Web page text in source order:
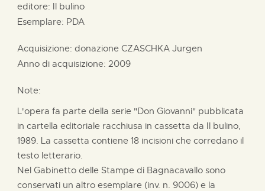
editore: Il bulino
Esemplare: PDA
Acquisizione: donazione CZASCHKA Jurgen
Anno di acquisizione: 2009
Note:
L'opera fa parte della serie "Don Giovanni" pubblicata
in cartella editoriale racchiusa in cassetta da Il bulino,
1989. La cassetta contiene 18 incisioni che corredano il
testo letterario.
Nel Gabinetto delle Stampe di Bagnacavallo sono
conservati un altro esemplare (inv. n. 9006) e la